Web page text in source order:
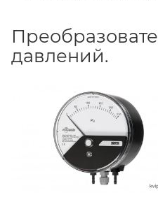
давлений.